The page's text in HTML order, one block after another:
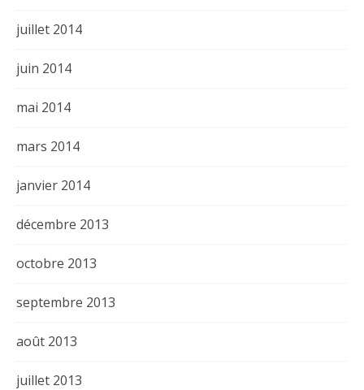
juillet 2014
juin 2014
mai 2014
mars 2014
janvier 2014
décembre 2013
octobre 2013
septembre 2013
août 2013
juillet 2013